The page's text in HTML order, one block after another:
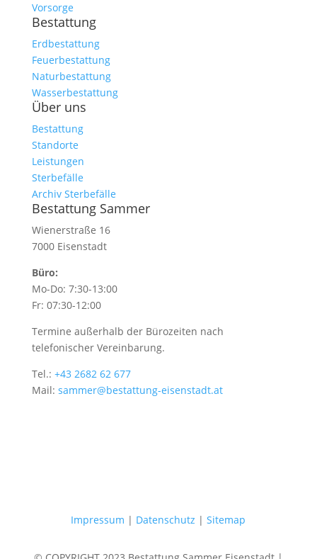
Vorsorge
Bestattung
Erdbestattung
Feuerbestattung
Naturbestattung
Wasserbestattung
Über uns
Bestattung
Standorte
Leistungen
Sterbefälle
Archiv Sterbefälle
Bestattung Sammer
Wienerstraße 16
7000 Eisenstadt
Büro:
Mo-Do: 7:30-13:00
Fr: 07:30-12:00
Termine außerhalb der Bürozeiten nach
telefonischer Vereinbarung.
Tel.: +43 2682 62 677
Mail: sammer@bestattung-eisenstadt.at
Impressum | Datenschutz |Sitemap